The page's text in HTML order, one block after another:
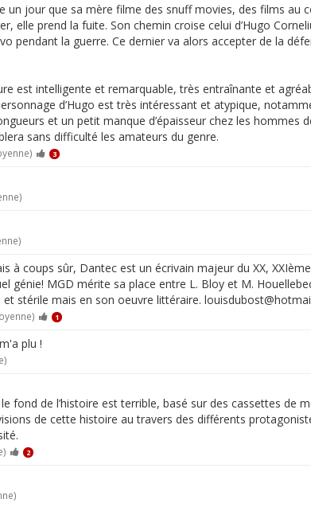
jour que sa mère filme des snuff movies, des films au
elle prend la fuite. Son chemin croise celui d’Hugo
pendant la guerre. Ce dernier va alors accepter de la
est intelligente et remarquable, très entraînante et
d’Hugo est très intéressant et atypique,
et un petit manque d’épaisseur chez les hommes
sans difficulté les amateurs du genre.
3
coups sûr, Dantec est un écrivain majeur du XX,
génie! MGD mérite sa place entre L. Bloy et M.
stérile mais en son oeuvre littéraire.
1
plu !
fond de l’histoire est terrible, basé sur des cassettes de
de cette histoire au travers des différents
2